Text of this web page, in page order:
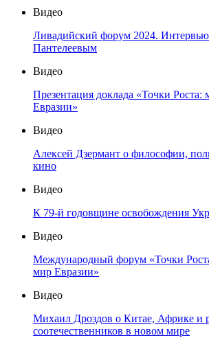
Видео
Ливадийский форум 2024.
Пантелеевым
Видео
Презентация доклада «Точки
Евразии»
Видео
Алексей Дзермант о философии,
кино
Видео
К 79-й годовщине освобождения
Видео
Международный форум «Точки
мир Евразии»
Видео
Михаил Дроздов о Китае, Африке и
соотечественников в новом мире